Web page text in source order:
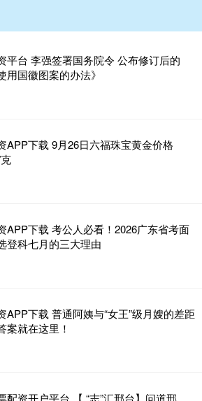
平台 李强签署国务院令 公布修订后的
用国徽图案的办法》
APP下载 9月26日六福珠宝黄金价格
APP下载 考公人必看！2026广东省考面
登科七月的三大理由
APP下载 普通阿姨与“女王”级月嫂的差距
案就在这里！
配资开户平台 【 “志”汇邢台】问道邢